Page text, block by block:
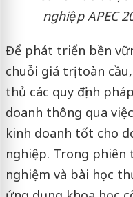
nghiệp APEC
Để phát triển bền
chuỗi giá trị toàn
thủ các quy định
doanh thông qua
kinh doanh tốt cho
nghiệp. Trong phiên
nghiệm và bài học